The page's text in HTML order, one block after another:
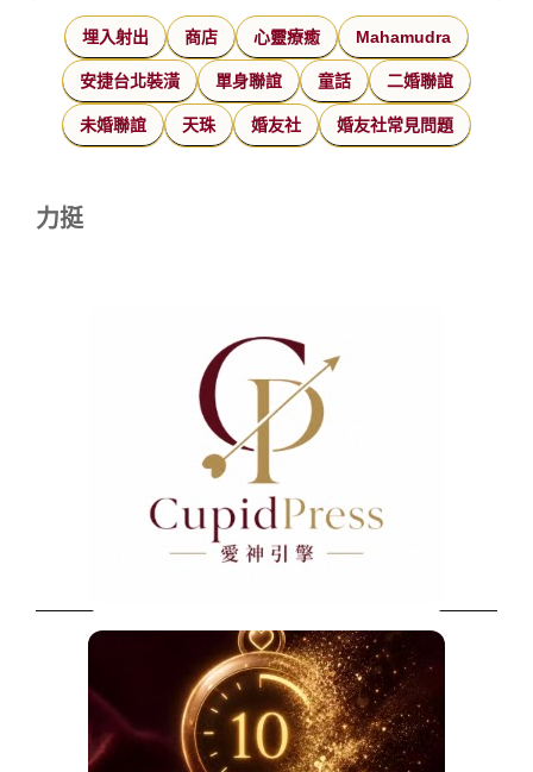
埋入射出 商店 心靈療癒 Mahamudra
安捷台北裝潢 單身聯誼 童話 二婚聯誼
未婚聯誼 天珠 婚友社 婚友社常見問題
力挺